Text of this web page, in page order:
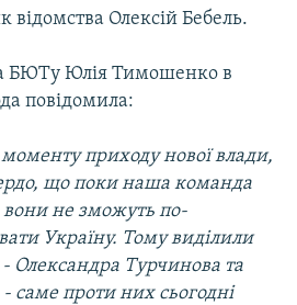
відомства Олексій Бебель.
БЮТу Юлія Тимошенко в
повідомила:
приходу нової влади,
що поки наша команда
вони не зможуть по-
Україну. Тому виділили
Турчинова та
саме проти них сьогодні